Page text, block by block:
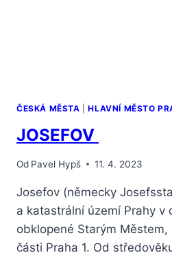
ČESKÁ MĚSTA |HLAVNÍ MĚSTO
JOSEFOV
Od Pavel Hypš 11. 4. 2023
Josefov (německy
a katastrální území Prahy v
obklopené Starým
části Praha 1. Od